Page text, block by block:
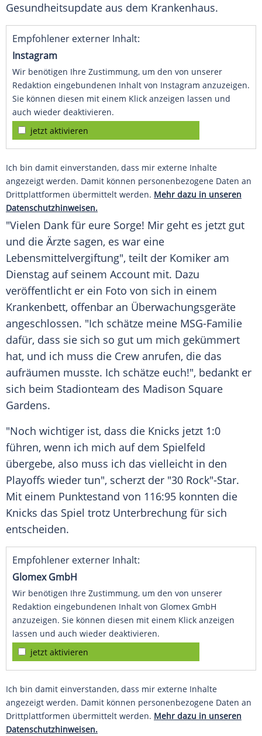
Gesundheitsupdate aus dem Krankenhaus.
Empfohlener externer Inhalt:
Instagram
Wir benötigen Ihre Zustimmung, um den von unserer
Redaktion eingebundenen Inhalt von Instagram anzuzeigen.
Sie können diesen mit einem Klick anzeigen lassen und
auch wieder deaktivieren.
jetzt aktivieren
Ich bin damit einverstanden, dass mir externe Inhalte
angezeigt werden. Damit können personenbezogene Daten an
Drittplattformen übermittelt werden. Mehr dazu in unseren
Datenschutzhinweisen.
"Vielen Dank für eure Sorge! Mir geht es jetzt gut
und die Ärzte sagen, es war eine
Lebensmittelvergiftung", teilt der Komiker am
Dienstag auf seinem Account mit. Dazu
veröffentlicht er ein Foto von sich in einem
Krankenbett, offenbar an Überwachungsgeräte
angeschlossen. "Ich schätze meine MSG-Familie
dafür, dass sie sich so gut um mich gekümmert
hat, und ich muss die Crew anrufen, die das
aufräumen musste. Ich schätze euch!", bedankt er
sich beim Stadionteam des Madison Square
Gardens.
"Noch wichtiger ist, dass die Knicks jetzt 1:0
führen, wenn ich mich auf dem Spielfeld
übergebe, also muss ich das vielleicht in den
Playoffs wieder tun", scherzt der "30 Rock"-Star.
Mit einem Punktestand von 116:95 konnten die
Knicks das Spiel trotz Unterbrechung für sich
entscheiden.
Empfohlener externer Inhalt:
Glomex GmbH
Wir benötigen Ihre Zustimmung, um den von unserer
Redaktion eingebundenen Inhalt von Glomex GmbH
anzuzeigen. Sie können diesen mit einem Klick anzeigen
lassen und auch wieder deaktivieren.
jetzt aktivieren
Ich bin damit einverstanden, dass mir externe Inhalte
angezeigt werden. Damit können personenbezogene Daten an
Drittplattformen übermittelt werden. Mehr dazu in unseren
Datenschutzhinweisen.